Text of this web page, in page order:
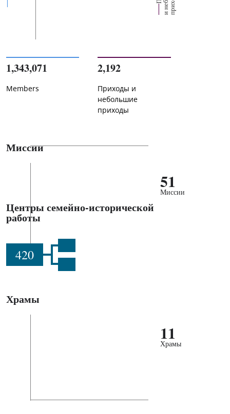
1,343,071
Members
2,192
Приходы и
небольшие
приходы
Миссии
51
Миссии
Центры семейно-исторической
работы
420
Храмы
11
Храмы